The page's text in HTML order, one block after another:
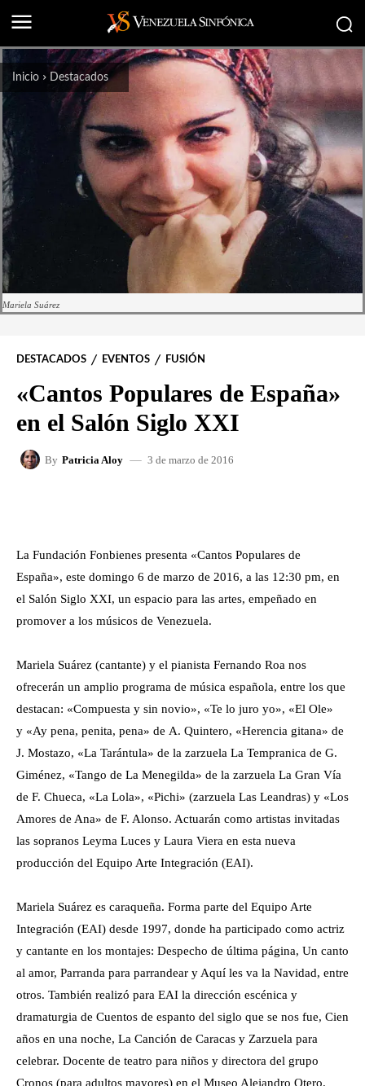
Inicio Destacados
Mariela Suárez
DESTACADOS EVENTOS FUSIÓN
«Cantos Populares de España»
en el Salón Siglo XXI
By Patricia Aloy 3 de marzo de 2016
La Fundación Fonbienes presenta «Cantos Populares de
España», este domingo 6 de marzo de 2016, a las 12:30 pm, en
el Salón Siglo XXI, un espacio para las artes, empeñado en
promover a los músicos de Venezuela.
Mariela Suárez (cantante) y el pianista Fernando Roa nos
ofrecerán un amplio programa de música española, entre los que
destacan: «Compuesta y sin novio», «Te lo juro yo», «El Ole»
y «Ay pena, penita, pena» de A. Quintero, «Herencia gitana» de
J. Mostazo, «La Tarántula» de la zarzuela La Tempranica de G.
Giménez, «Tango de La Menegilda» de la zarzuela La Gran Vía
de F. Chueca, «La Lola», «Pichi» (zarzuela Las Leandras) y «Los
Amores de Ana» de F. Alonso. Actuarán como artistas invitadas
las sopranos Leyma Luces y Laura Viera en esta nueva
producción del Equipo Arte Integración (EAI).
Mariela Suárez es caraqueña. Forma parte del Equipo Arte
Integración (EAI) desde 1997, donde ha participado como actriz
y cantante en los montajes: Despecho de última página, Un canto
al amor, Parranda para parrandear y Aquí les va la Navidad, entre
otros. También realizó para EAI la dirección escénica y
dramaturgia de Cuentos de espanto del siglo que se nos fue, Cien
años en una noche, La Canción de Caracas y Zarzuela para
celebrar. Docente de teatro para niños y directora del grupo
Cronos (para adultos mayores) en el Museo Alejandro Otero.